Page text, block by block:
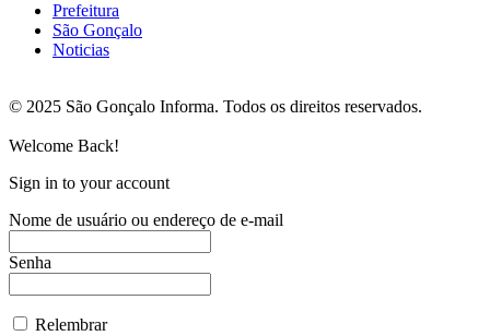
Prefeitura
São Gonçalo
Noticias
© 2025 São Gonçalo Informa. Todos os direitos reservados.
Welcome Back!
Sign in to your account
Nome de usuário ou endereço de e-mail
Senha
Relembrar